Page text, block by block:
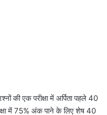
की एक परीक्षा में अर्पिता पहले 40
में 75% अंक पाने के लिए शेष 40